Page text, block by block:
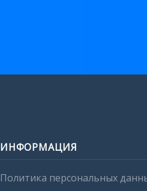
ИНФОРМАЦИЯ
Политика персональных